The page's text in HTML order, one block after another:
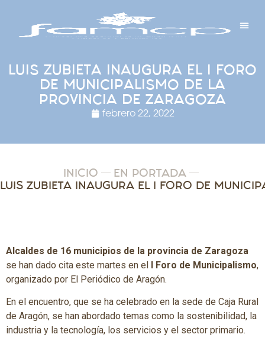
LUIS ZUBIETA INAUGURA EL I FORO
DE MUNICIPALISMO DE LA
PROVINCIA DE ZARAGOZA
febrero 22, 2022
INICIO EN PORTADA
Alcaldes de 16 municipios de la provincia de Zaragoza
se han dado cita este martes en el I Foro de Municipalismo,
organizado por El Periódico de Aragón.
En el encuentro, que se ha celebrado en la sede de Caja Rural
de Aragón, se han abordado temas como la sostenibilidad, la
industria y la tecnología, los servicios y el sector primario.